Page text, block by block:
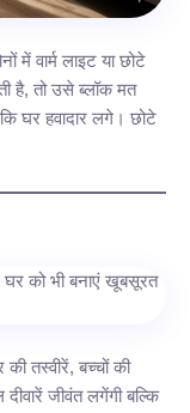
में वार्म लाइट या छोटे
है, तो उसे ब्लॉक मत
घर हवादार लगे। छोटे
की तस्वीरें, बच्चों की
जीवंत लगेंगी बल्कि